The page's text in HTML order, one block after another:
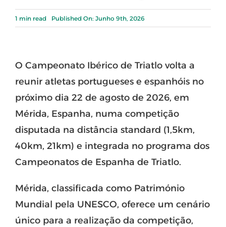
1 min read Published On: Junho 9th, 2026
O Campeonato Ibérico de Triatlo volta a
reunir atletas portugueses e espanhóis no
próximo dia 22 de agosto de 2026, em
Mérida, Espanha, numa competição
disputada na distância standard (1,5km,
40km, 21km) e integrada no programa dos
Campeonatos de Espanha de Triatlo.
Mérida, classificada como Património
Mundial pela UNESCO, oferece um cenário
único para a realização da competição,